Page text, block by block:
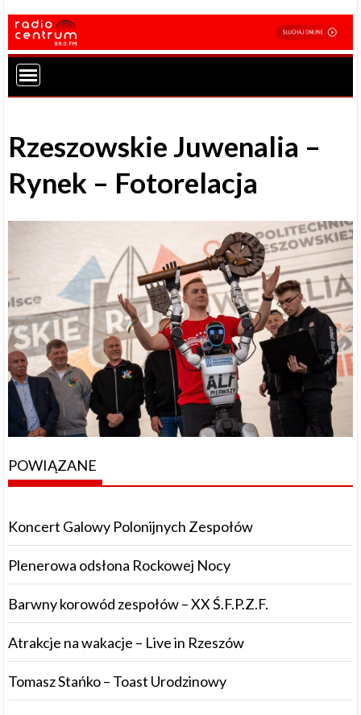
Rzeszowskie Juwenalia –
Rynek – Fotorelacja
POWIĄZANE
Koncert Galowy Polonijnych Zespołów
Plenerowa odsłona Rockowej Nocy
Barwny korowód zespołów – XX Ś.F.P.Z.F.
Atrakcje na wakacje – Live in Rzeszów
Tomasz Stańko – Toast Urodzinowy